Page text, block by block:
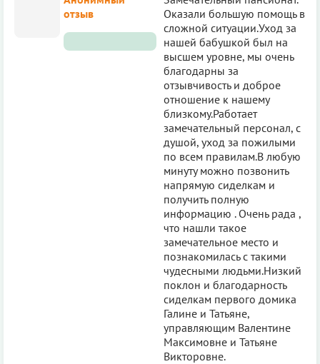
отзыв
Оказали большую помощь в
сложной ситуации.Уход за
нашей бабушкой был на
высшем уровне, мы очень
благодарны за
отзывчивость и доброе
отношение к нашему
близкому.Работает
замечательный персонал, с
душой, уход за пожилыми
по всем правилам.В любую
минуту можно позвонить
напрямую сиделкам и
получить полную
информацию . Очень рада ,
что нашли такое
замечательное место и
познакомилась с такими
чудесными людьми.Низкий
поклон и благодарность
сиделкам первого домика
Галине и Татьяне,
управляющим Валентине
Максимовне и Татьяне
Викторовне.